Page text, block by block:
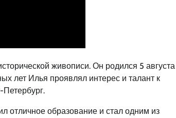
живописи. Он родился 5 августа
лет Илья проявлял интерес и талант к
отличное образование и стал одним из